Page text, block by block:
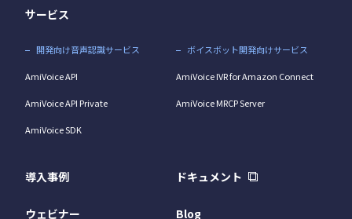
サービス
開発向け音声認識サービス
AmiVoice API
AmiVoice API Private
AmiVoice SDK
ボイスボット開発向けサービス
AmiVoice IVR for Amazon Connect
AmiVoice MRCP Server
導入事例 ドキュメント
ウェビナー Blog